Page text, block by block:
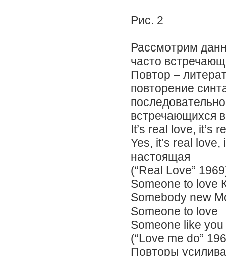
Рис. 2
Рассмотрим
часто
Повтор –
повторение
встречающихся
It’s real love, it’s
Yes, it’s real
настоящая
(“Real Love”
Someone to love
Somebody new
Someone to love
Someone like you
(“Love me do”
Повторы